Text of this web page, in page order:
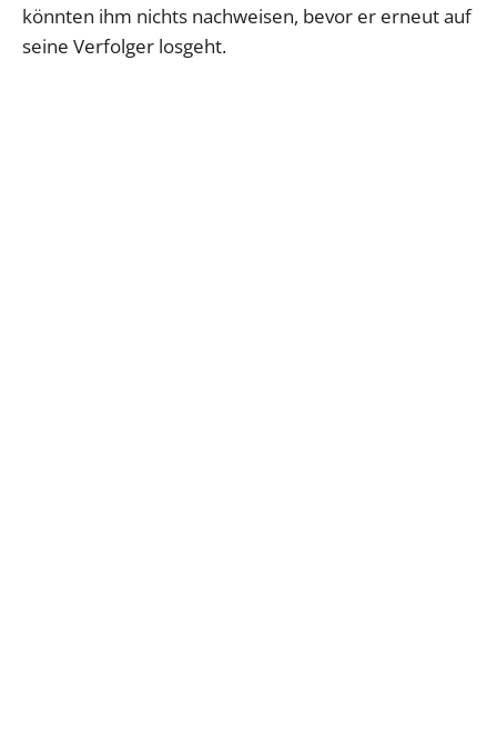
könnten ihm nichts nachweisen, bevor er erneut auf
seine Verfolger losgeht.